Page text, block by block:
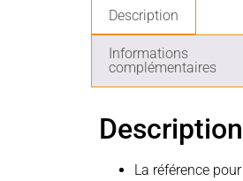
Description
Informations
complémentaires
Description
La référence pour